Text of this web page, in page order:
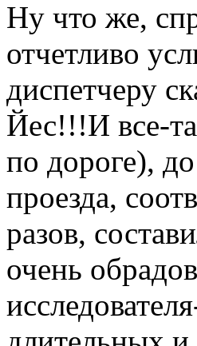
Ну что же,
отчетливо
диспетчеру
Йес!!!И все-
по дороге),
проезда,
разов,
очень